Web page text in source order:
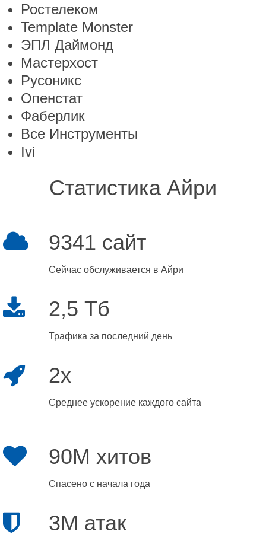
Ростелеком
Template Monster
ЭПЛ Даймонд
Мастерхост
Русоникс
Опенстат
Фаберлик
Все Инструменты
Ivi
Статистика Айри
9341 сайт
Сейчас обслуживается в Айри
2,5 Тб
Трафика за последний день
2x
Среднее ускорение каждого сайта
90M хитов
Спасено с начала года
3M атак